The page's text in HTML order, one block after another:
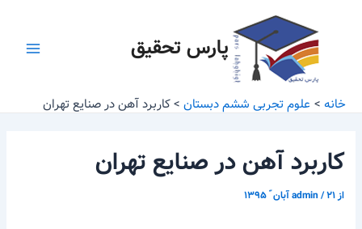
پارس تحقیق
خانه علوم تجربی ششم دبستان کاربرد آهن در صنایع تهران
کاربرد آهن در صنایع تهران
از admin/۲۱ آبان ّ ۱۳۹۵